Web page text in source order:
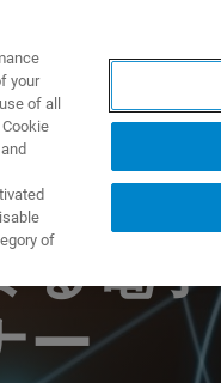
リケーション
る電子
ー
your
of all
of